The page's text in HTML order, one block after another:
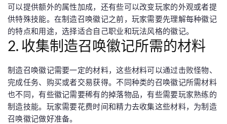
可以提供额外的属性加成，还有些可以改变玩家的外观或者提
供特殊技能。在制造召唤徽记之前，玩家需要先理解每种徽记
的特点和用途，选择适合自己职业和玩法风格的徽记。
2. 收集制造召唤徽记所需的材料
制造召唤徽记需要一定的材料，这些材料可以通过击败怪物、
完成任务、购买或者交易获得。不同种类的召唤徽记所需材料
也不同，有些徽记需要稀有的掉落物品，有些需要玩家熟练的
制造技能。玩家需要花费时间和精力去收集这些材料，为制造
召唤徽记做好准备。